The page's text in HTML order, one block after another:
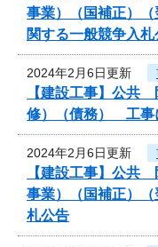
事業）（国補正）
関する一般競争入札
2024年2月6日更新
【建設工事】公共
修）（債務） 工事
2024年2月6日更新
【建設工事】公共
事業）（国補正）
札公告